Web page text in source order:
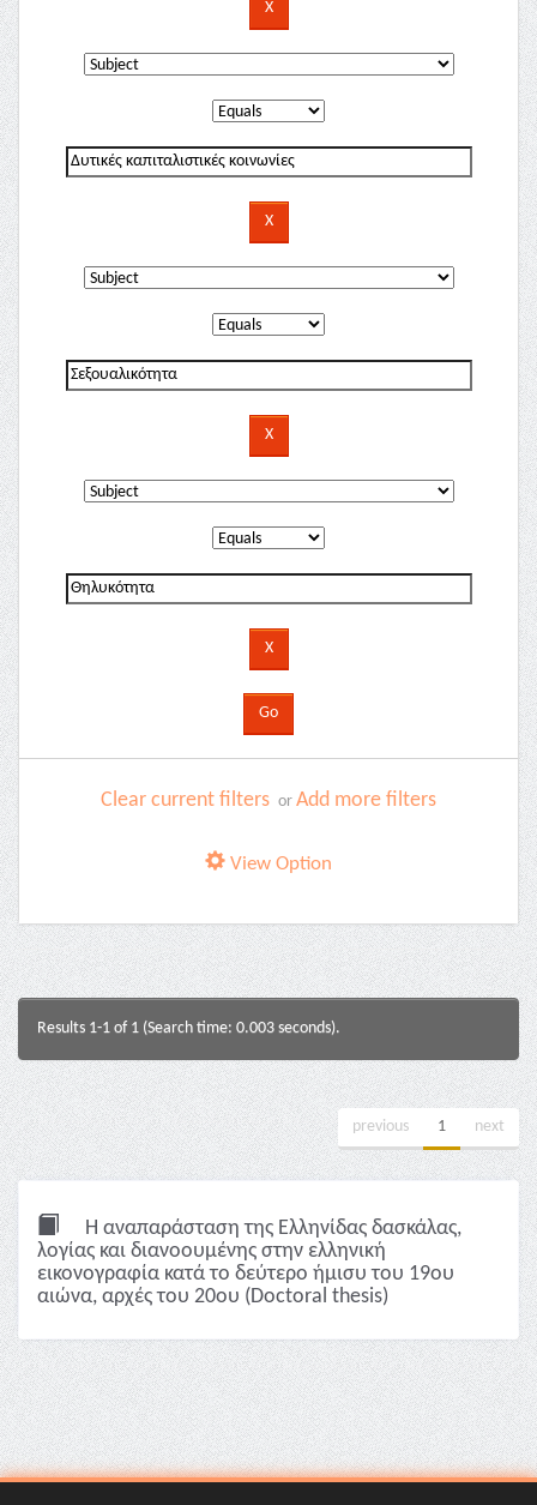
Clear current filters or Add more filters
View Option
Results 1-1 of 1 (Search time: 0.003 seconds).
previous 1 next
Η αναπαράσταση της Ελληνίδας δασκάλας,
λoγίας και διανοουμένης στην ελληνική
εικονογραφία κατά το δεύτερο ήμισυ του 19ου
αιώνα, αρχές του 20ου (Doctoral thesis)